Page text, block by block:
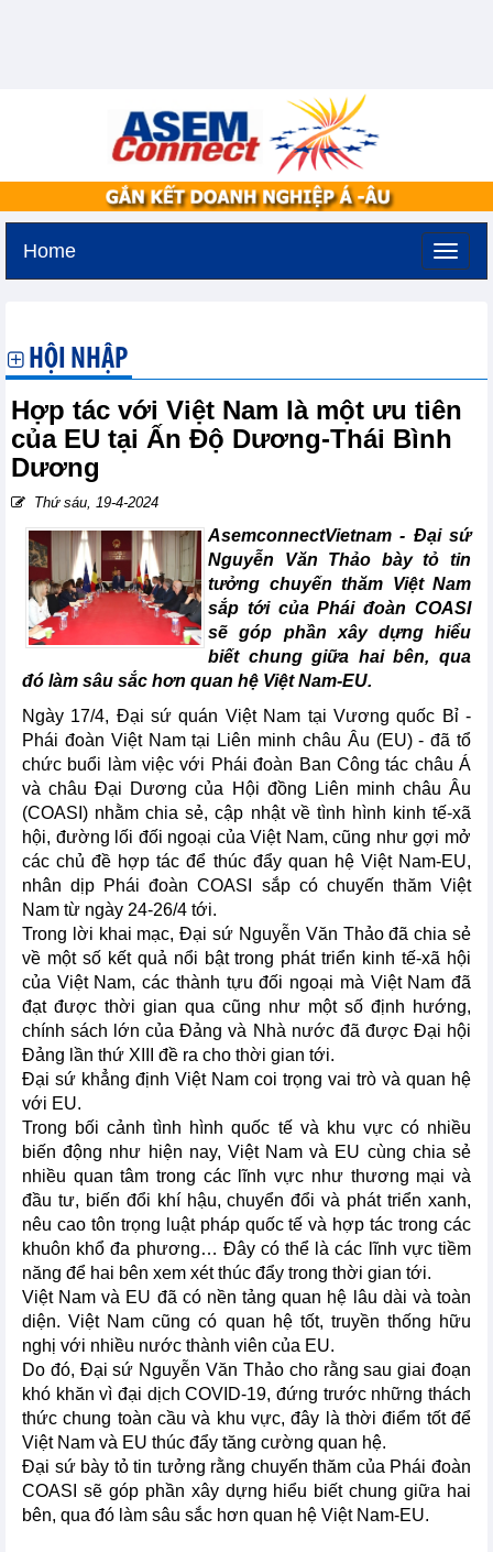
Home
HỘI NHẬP
Hợp tác với Việt Nam là một ưu tiên
của EU tại Ấn Độ Dương-Thái Bình
Dương
Thứ sáu, 19-4-2024
AsemconnectVietnam - Đại sứ
Nguyễn Văn Thảo bày tỏ tin
tưởng chuyến thăm Việt Nam
sắp tới của Phái đoàn COASI
sẽ góp phần xây dựng hiểu
biết chung giữa hai bên, qua
đó làm sâu sắc hơn quan hệ Việt Nam-EU.
Ngày 17/4, Đại sứ quán Việt Nam tại Vương quốc Bỉ -
Phái đoàn Việt Nam tại Liên minh châu Âu (EU) - đã tổ
chức buổi làm việc với Phái đoàn Ban Công tác châu Á
và châu Đại Dương của Hội đồng Liên minh châu Âu
(COASI) nhằm chia sẻ, cập nhật về tình hình kinh tế-xã
hội, đường lối đối ngoại của Việt Nam, cũng như gợi mở
các chủ đề hợp tác để thúc đẩy quan hệ Việt Nam-EU,
nhân dịp Phái đoàn COASI sắp có chuyến thăm Việt
Nam từ ngày 24-26/4 tới.
Trong lời khai mạc, Đại sứ Nguyễn Văn Thảo đã chia sẻ
về một số kết quả nổi bật trong phát triển kinh tế-xã hội
của Việt Nam, các thành tựu đối ngoại mà Việt Nam đã
đạt được thời gian qua cũng như một số định hướng,
chính sách lớn của Đảng và Nhà nước đã được Đại hội
Đảng lần thứ XIII đề ra cho thời gian tới.
Đại sứ khẳng định Việt Nam coi trọng vai trò và quan hệ
với EU.
Trong bối cảnh tình hình quốc tế và khu vực có nhiều
biến động như hiện nay, Việt Nam và EU cùng chia sẻ
nhiều quan tâm trong các lĩnh vực như thương mại và
đầu tư, biến đổi khí hậu, chuyển đổi và phát triển xanh,
nêu cao tôn trọng luật pháp quốc tế và hợp tác trong các
khuôn khổ đa phương… Đây có thể là các lĩnh vực tiềm
năng để hai bên xem xét thúc đẩy trong thời gian tới.
Việt Nam và EU đã có nền tảng quan hệ lâu dài và toàn
diện. Việt Nam cũng có quan hệ tốt, truyền thống hữu
nghị với nhiều nước thành viên của EU.
Do đó, Đại sứ Nguyễn Văn Thảo cho rằng sau giai đoạn
khó khăn vì đại dịch COVID-19, đứng trước những thách
thức chung toàn cầu và khu vực, đây là thời điểm tốt để
Việt Nam và EU thúc đẩy tăng cường quan hệ.
Đại sứ bày tỏ tin tưởng rằng chuyến thăm của Phái đoàn
COASI sẽ góp phần xây dựng hiểu biết chung giữa hai
bên, qua đó làm sâu sắc hơn quan hệ Việt Nam-EU.